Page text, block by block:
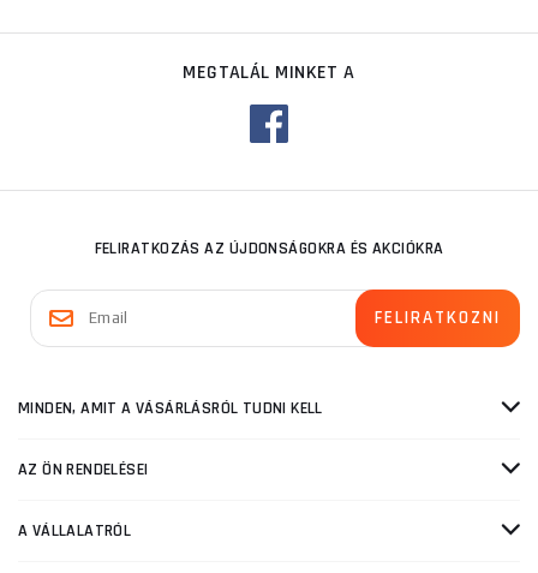
MEGTALÁL MINKET A
FELIRATKOZÁS AZ ÚJDONSÁGOKRA ÉS AKCIÓKRA
MINDEN, AMIT A VÁSÁRLÁSRÓL TUDNI KELL
AZ ÖN RENDELÉSEI
A VÁLLALATRÓL